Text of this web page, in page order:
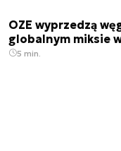
OZE wyprzedzą
globalnym miksie
5 min.